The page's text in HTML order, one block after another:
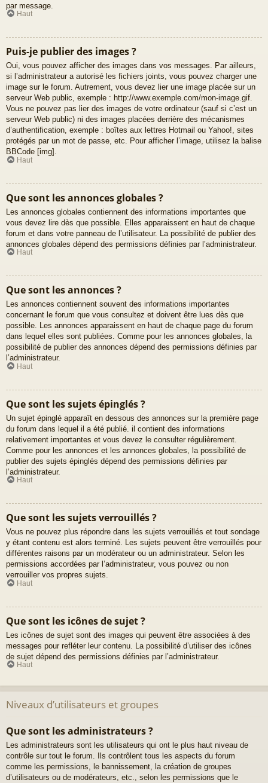
par message.
Haut
Puis-je publier des images ?
Oui, vous pouvez afficher des images dans vos messages. Par ailleurs,
si l’administrateur a autorisé les fichiers joints, vous pouvez charger une
image sur le forum. Autrement, vous devez lier une image placée sur un
serveur Web public, exemple : http://www.exemple.com/mon-image.gif.
Vous ne pouvez pas lier des images de votre ordinateur (sauf si c’est un
serveur Web public) ni des images placées derrière des mécanismes
d’authentification, exemple : boîtes aux lettres Hotmail ou Yahoo!, sites
protégés par un mot de passe, etc. Pour afficher l’image, utilisez la balise
BBCode [img].
Haut
Que sont les annonces globales ?
Les annonces globales contiennent des informations importantes que
vous devez lire dès que possible. Elles apparaissent en haut de chaque
forum et dans votre panneau de l’utilisateur. La possibilité de publier des
annonces globales dépend des permissions définies par l’administrateur.
Haut
Que sont les annonces ?
Les annonces contiennent souvent des informations importantes
concernant le forum que vous consultez et doivent être lues dès que
possible. Les annonces apparaissent en haut de chaque page du forum
dans lequel elles sont publiées. Comme pour les annonces globales, la
possibilité de publier des annonces dépend des permissions définies par
l’administrateur.
Haut
Que sont les sujets épinglés ?
Un sujet épinglé apparaît en dessous des annonces sur la première page
du forum dans lequel il a été publié. il contient des informations
relativement importantes et vous devez le consulter régulièrement.
Comme pour les annonces et les annonces globales, la possibilité de
publier des sujets épinglés dépend des permissions définies par
l’administrateur.
Haut
Que sont les sujets verrouillés ?
Vous ne pouvez plus répondre dans les sujets verrouillés et tout sondage
y étant contenu est alors terminé. Les sujets peuvent être verrouillés pour
différentes raisons par un modérateur ou un administrateur. Selon les
permissions accordées par l’administrateur, vous pouvez ou non
verrouiller vos propres sujets.
Haut
Que sont les icônes de sujet ?
Les icônes de sujet sont des images qui peuvent être associées à des
messages pour refléter leur contenu. La possibilité d’utiliser des icônes
de sujet dépend des permissions définies par l’administrateur.
Haut
Niveaux d’utilisateurs et groupes
Que sont les administrateurs ?
Les administrateurs sont les utilisateurs qui ont le plus haut niveau de
contrôle sur tout le forum. Ils contrôlent tous les aspects du forum
comme les permissions, le bannissement, la création de groupes
d’utilisateurs ou de modérateurs, etc., selon les permissions que le